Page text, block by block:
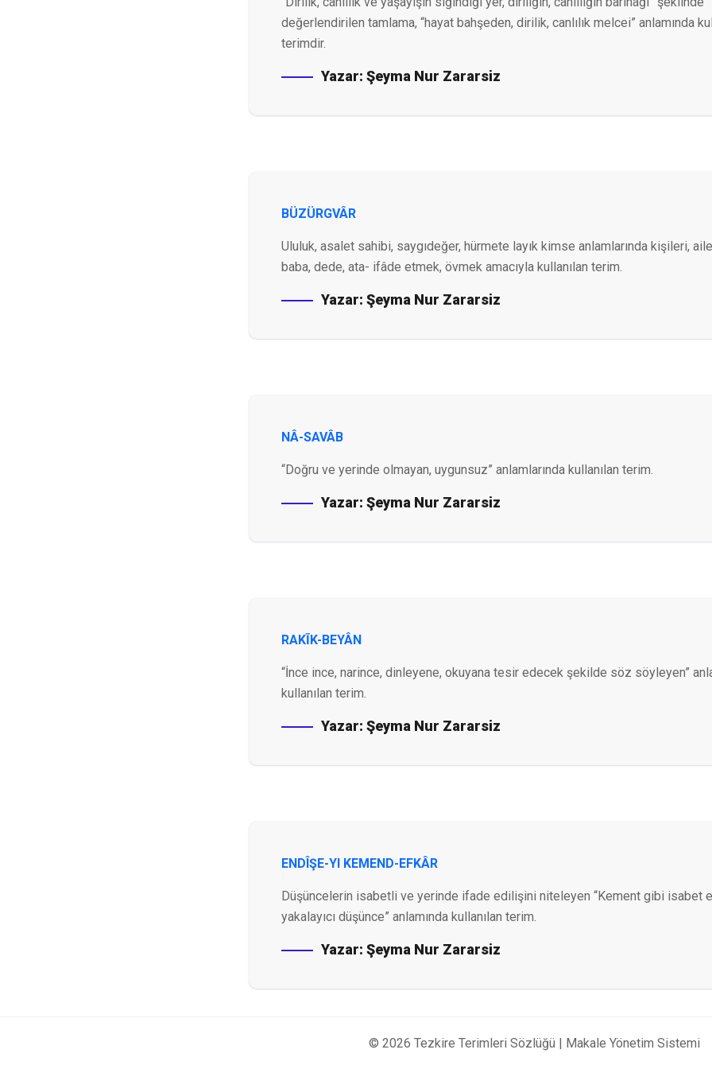
değerlendirilen tamlama, “hayat bahşeden, dirilik, canlılık melcei” anlamında
terimdir.
Yazar: Şeyma Nur Zararsiz
BÜZÜRGVÂR
Ululuk, asalet sahibi, saygıdeğer, hürmete layık kimse anlamlarında kişileri,
baba, dede, ata- ifâde etmek, övmek amacıyla kullanılan terim.
Yazar: Şeyma Nur Zararsiz
NÂ-SAVÂB
“Doğru ve yerinde olmayan, uygunsuz” anlamlarında kullanılan terim.
Yazar: Şeyma Nur Zararsiz
RAKĪK-BEYÂN
“İnce ince, narince, dinleyene, okuyana tesir edecek şekilde söz söyleyen”
kullanılan terim.
Yazar: Şeyma Nur Zararsiz
ENDÎŞE-YI KEMEND-EFKÂR
Düşüncelerin isabetli ve yerinde ifade edilişini niteleyen “Kement gibi isabet
yakalayıcı düşünce” anlamında kullanılan terim.
Yazar: Şeyma Nur Zararsiz
© 2026 Tezkire Terimleri Sözlüğü | Makale Yönetim Sistemi